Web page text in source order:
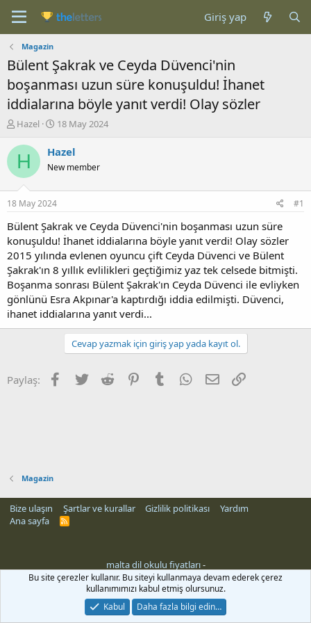
Giriş yap
Magazin
Bülent Şakrak ve Ceyda Düvenci'nin
boşanması uzun süre konuşuldu! İhanet
iddialarına böyle yanıt verdi! Olay sözler
K
n
b
u
u
b
a
l
a
t
a
n
Hazel
B
ş
a
ç
t
a
r
i
h
i
18 May 2024
H Hazel
New member
18 May 2024 #1
Bülent Şakrak ve Ceyda Düvenci'nin boşanması uzun süre
konuşuldu! İhanet iddialarına böyle yanıt verdi! Olay sözler
2015 yılında evlenen oyuncu çift Ceyda Düvenci ve Bülent
Şakrak'ın 8 yıllık evlilikleri geçtiğimiz yaz tek celsede bitmişti.
Boşanma sonrası Bülent Şakrak'ın Ceyda Düvenci ile evliyken
gönlünü Esra Akpınar'a kaptırdığı iddia edilmişti. Düvenci,
ihanet iddialarına yanıt verdi...
Cevap yazmak için giriş yap yada kayıt ol.
Paylaş: Facebook
Twitter Reddit PinterestTumblr WhatsApp
E-posta
Magazin
Bize ulaşın Şartlar ve kurallar Gizlilik politikası
Yardım
Ana sayfa
R
malta dil okulu fiyatları-
siteleri
Bu site çerezler kullanır. Bu siteyi kullanmaya devam ederek çerez
kullanımımızı kabul etmiş olursunuz.
Kabul
Daha fazla bilgi edin…